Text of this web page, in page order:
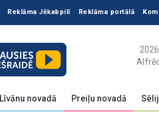
Reklāma Jēkabpilī Reklāma portālā
Līvānu novadā Preiļu novadā